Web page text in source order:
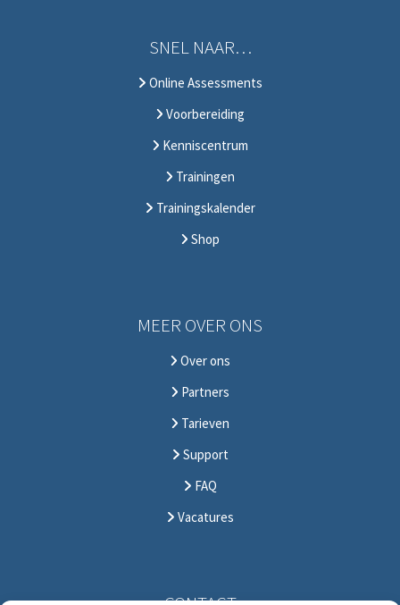
SNEL NAAR…
Online Assessments
Voorbereiding
Kenniscentrum
Trainingen
Trainingskalender
Shop
MEER OVER ONS
Over ons
Partners
Tarieven
Support
FAQ
Vacatures